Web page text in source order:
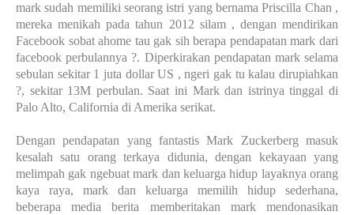
mark sudah memiliki seorang istri yang bernama Priscilla Chan ,
mereka menikah pada tahun 2012 silam , dengan mendirikan
Facebook sobat ahome tau gak sih berapa pendapatan mark dari
facebook perbulannya ?. Diperkirakan pendapatan mark selama
sebulan sekitar 1 juta dollar US , ngeri gak tu kalau dirupiahkan
?, sekitar 13M perbulan. Saat ini Mark dan istrinya tinggal di
Palo Alto, California di Amerika serikat.
Dengan pendapatan yang fantastis Mark Zuckerberg masuk
kesalah satu orang terkaya didunia, dengan kekayaan yang
melimpah gak ngebuat mark dan keluarga hidup layaknya orang
kaya raya, mark dan keluarga memilih hidup sederhana,
beberapa media berita memberitakan mark mendonasikan